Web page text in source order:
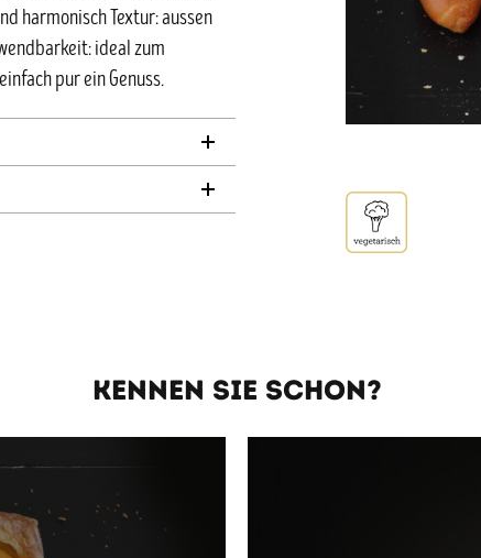
harmonisch Textur: aussen
ideal zum
pur ein Genuss.
KENNEN SIE SCHON?